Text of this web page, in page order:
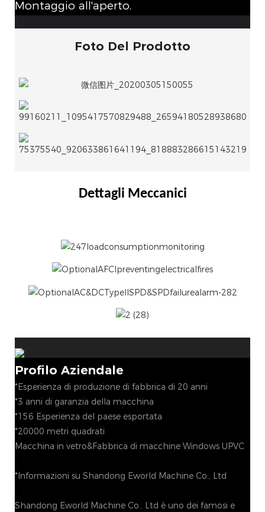
Montaggio all'aperto.
Foto Del Prodotto
Dettagli Meccanici
Profilo Aziendale
*Esperienza di produzione di fabbrica di 20 anni
*3 anni di garanzia della macchina
*156 Esperienza del paese esportata
*20000 metri quadrati
Macchina in vetro&Fabbrica di macchine Windows UPVC
*Informazioni su Shandong Eworld Machine Co., Ltd
Shandong Eworld Machine Co., Ltd è uno dei famosi e